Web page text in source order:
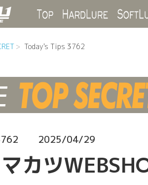
Top Hard Lure
Today's Tips 3762
2025/04/29
マカツ